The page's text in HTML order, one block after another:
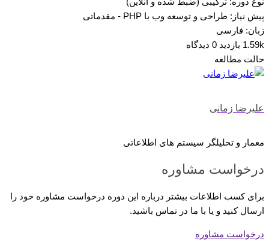
پیش نیاز: طراحی و توسعه وب با PHP - مقدماتی
زبان: فارسی
1.59k بازدید
حالت مطالعه
علیرضا زمانی
معمار و تحلیلگر سیستم های اطلاعاتی
درخواست مشاوره
برای کسب اطلاعات بیشتر درباره این دوره درخواست مشاوره خود را
ارسال کنید و یا با ما در تماس باشید.
درخواست مشاوره